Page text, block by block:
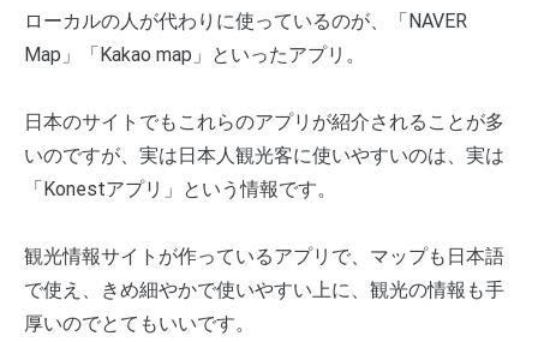
ローカルの人が代わりに使っているのが、「NAVER
Map」「Kakao map」といったアプリ。
日本のサイトでもこれらのアプリが紹介されることが多
いのですが、実は日本人観光客に使いやすいのは、実は
「Konestアプリ」という情報です。
観光情報サイトが作っているアプリで、マップも日本語
で使え、きめ細やかで使いやすい上に、観光の情報も手
厚いのでとてもいいです。